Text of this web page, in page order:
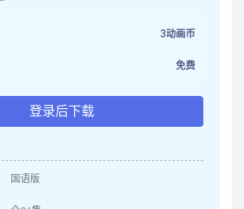
3动画币
免费
登录后下载
国语版